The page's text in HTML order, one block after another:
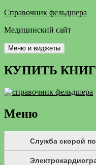
Перейти
содержимому
Справочник фельдшера
Медицинский сайт
Меню и виджеты
КУПИТЬ
Меню
Служба скорой